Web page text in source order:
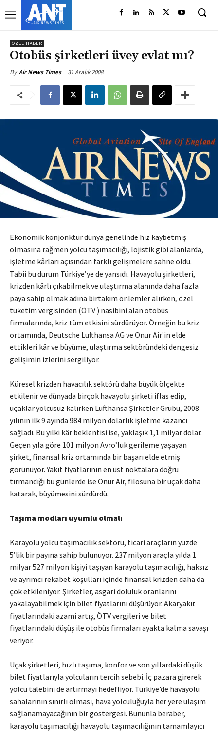
ÖZEL HABER
Otobüs şirketleri üvey evlat mı?
By Air News Times 31 Aralık 2008
Ekonomik konjonktür dünya genelinde hız kaybetmiş
olmasına rağmen yolcu taşımacılığı, lojistik gibi alanlarda,
işletme kârları açısından farklı gelişmelere sahne oldu.
Tabii bu durum Türkiye’ye de yansıdı. Havayolu şirketleri,
krizden kârlı çıkabilmek ve ulaştırma alanında daha fazla
paya sahip olmak adına birtakım önlemler alırken, özel
tüketim vergisinden (ÖTV ) nasibini alan otobüs
firmalarında, kriz tüm etkisini sürdürüyor. Örneğin bu kriz
ortamında, Deutsche Lufthansa AG ve Onur Air’in elde
ettikleri kâr ve büyüme, ulaştırma sektöründeki dengesiz
gelişimin izlerini sergiliyor.
Küresel krizden havacılık sektörü daha büyük ölçekte
etkilenir ve dünyada birçok havayolu şirketi iflas edip,
uçaklar yolcusuz kalırken Lufthansa Şirketler Grubu, 2008
yılının ilk 9 ayında 984 milyon dolarlık işletme kazancı
sağladı. Bu yılki kâr beklentisi ise, yaklaşık 1,1 milyar dolar.
Geçen yıla göre 101 milyon Avro’luk gerileme yaşayan
şirket, finansal kriz ortamında bir başarı elde etmiş
görünüyor. Yakıt fiyatlarının en üst noktalara doğru
tırmandığı bu günlerde ise Onur Air, filosuna bir uçak daha
katarak, büyümesini sürdürdü.
Taşıma modları uyumlu olmalı
Karayolu yolcu taşımacılık sektörü, ticari araçların yüzde
5’lik bir payına sahip bulunuyor. 237 milyon araçla yılda 1
milyar 527 milyon kişiyi taşıyan karayolu taşımacılığı, haksız
ve ayrımcı rekabet koşulları içinde finansal krizden daha da
çok etkileniyor. Şirketler, asgari doluluk oranlarını
yakalayabilmek için bilet fiyatlarını düşürüyor. Akaryakıt
fiyatlarındaki azami artış, ÖTV vergileri ve bilet
fiyatlarındaki düşüş ile otobüs firmaları ayakta kalma savaşı
veriyor.
Uçak şirketleri, hızlı taşıma, konfor ve son yıllardaki düşük
bilet fiyatlarıyla yolcuların tercih sebebi. İç pazara girerek
yolcu talebini de artırmayı hedefliyor. Türkiye’de havayolu
sahalarının sınırlı olması, hava yolculuğuyla her yere ulaşım
sağlanamayacağının bir göstergesi. Bununla beraber,
karayolu taşımacılığı havayolu taşımacılığının tamamlayıcı